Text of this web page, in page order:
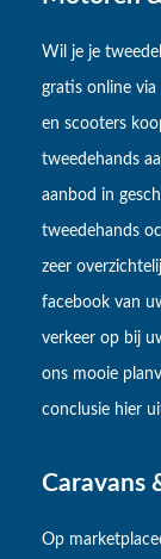
Wil je je
gratis online via
en scooters
tweedehands
aanbod in
tweedehands
zeer
facebook van
verkeer op bij
ons mooie
conclusie hier
Caravans
Op